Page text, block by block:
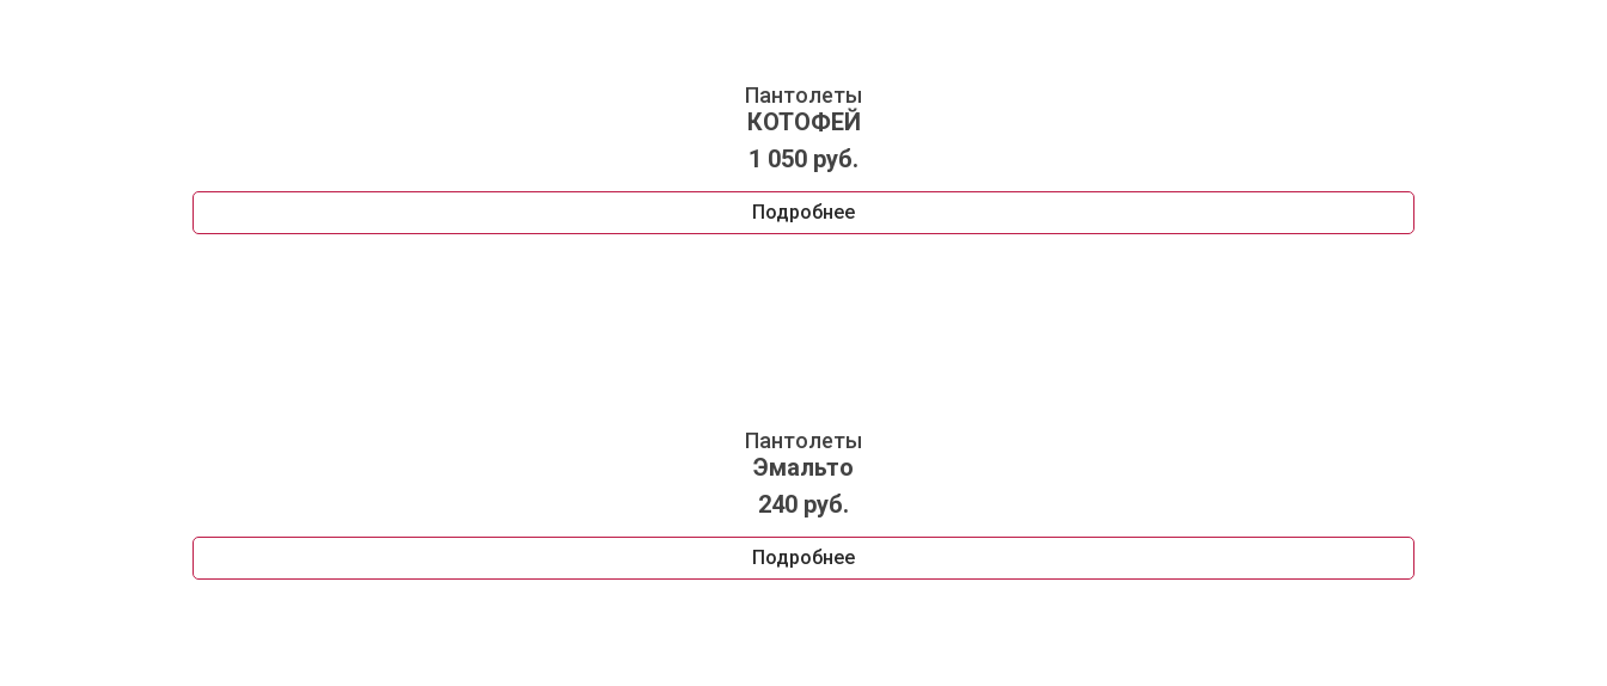
Пантолеты
КОТОФЕЙ
1 050 руб.
Подробнее
Пантолеты
Эмальто
240 руб.
Подробнее